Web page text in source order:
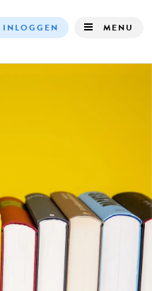
INLOGGEN MENU